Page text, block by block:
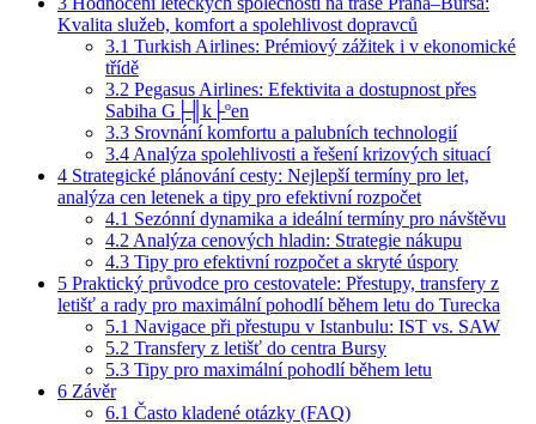
Kvalita služeb, komfort a spolehlivost dopravců
3.1 Turkish Airlines: Prémiový zážitek i v ekonomické
třídě
3.2 Pegasus Airlines: Efektivita a dostupnost přes
Sabiha G├╢k├ºen
3.3 Srovnání komfortu a palubních technologií
3.4 Analýza spolehlivosti a řešení krizových situací
4 Strategické plánování cesty: Nejlepší termíny pro let,
analýza cen letenek a tipy pro efektivní rozpočet
4.1 Sezónní dynamika a ideální termíny pro návštěvu
4.2 Analýza cenových hladin: Strategie nákupu
4.3 Tipy pro efektivní rozpočet a skryté úspory
5 Praktický průvodce pro cestovatele: Přestupy, transfery z
letišť a rady pro maximální pohodlí během letu do Turecka
5.1 Navigace při přestupu v Istanbulu: IST vs. SAW
5.2 Transfery z letišť do centra Bursy
5.3 Tipy pro maximální pohodlí během letu
6 Závěr
6.1 Často kladené otázky (FAQ)